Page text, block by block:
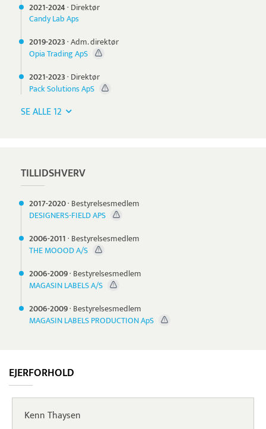
2021-2024· Direktør
Candy Lab Aps
2019-2023·Adm. direktør
Opia Trading ApS
2021-2023· Direktør
Pack Solutions ApS
SE ALLE 12
TILLIDSHVERV
2017-2020· Bestyrelsesmedlem
DESIGNERS-FIELD APS
2006-2011· Bestyrelsesmedlem
THE MOOOD A/S
2006-2009· Bestyrelsesmedlem
MAGASIN LABELS A/S
2006-2009· Bestyrelsesmedlem
MAGASIN LABELS PRODUCTION ApS
EJERFORHOLD
Kenn Thaysen